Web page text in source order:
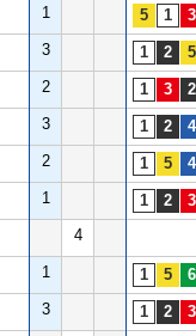
1
3
2
3
2
1
4
1
3